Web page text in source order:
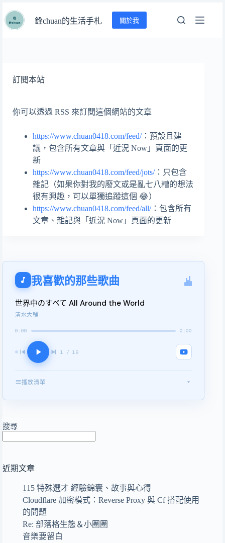
至
銓chuan的生活手札 關於我
訂閱本站
你可以透過 RSS 來訂閱這個網站的文章
https://www.chuan0418.com/feed/：預設且建
議，包含所有文章與「近況 Now」頁面的更
新
https://www.chuan0418.com/feed/jots/：只包含
雜記（如果你對我的廢文或是亂七八糟的想法
很有興趣，可以單獨追蹤這個 😂）
https://www.chuan0418.com/feed/all/：包含所有
文章、雜記與「近況 Now」頁面的更新
我喜歡的那些歌曲
世界中のすべて All Around the World
清水大輔
0:00 0:00
1 / 18
播放清單
1世界中のすべて All Around the World
3知恵を持つ海 Sea of Wisdom
5天空の騎士 The Knight of the Sky
太陽系を超えて Beyond the Solar System
Wall of Sound
8Flight - Adventure in the Sky
9那麼昨天的我會在夢裡想起 Dear Alice
搜尋
近期文章
115 特殊選才 經驗錦囊、故事與心得
Cloudflare 加密模式：Reverse Proxy 與 Cf 搭配使用
的問題
Re: 部落格生態＆小圈圈
音樂要留白